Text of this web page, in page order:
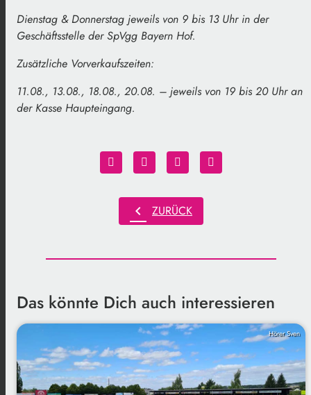
Dienstag & Donnerstag jeweils von 9 bis 13 Uhr in der
Geschäftsstelle der SpVgg Bayern Hof.
Zusätzliche Vorverkaufszeiten:
11.08., 13.08., 18.08., 20.08. – jeweils von 19 bis 20 Uhr an
der Kasse Haupteingang.
chevron_left ZURÜCK
Das könnte Dich auch interessieren
Hörer Sven